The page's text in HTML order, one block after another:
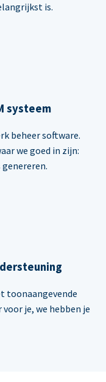
is.
systeem
beheer software.
we goed in zijn:
toonaangevende
voor je, we hebben je